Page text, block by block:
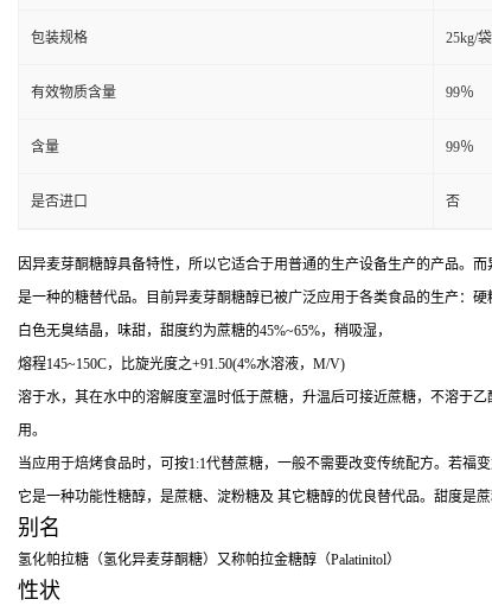
包装规格 25kg/袋
有效物质含量 99％
含量 99％
是否进口 否
因异麦芽酮糖醇具备特性，所以它适合于用普通的生产设备生产的产品。
是一种的糖替代品。目前异麦芽酮糖醇已被广泛应用于各类食品的生产：
白色无臭结晶，味甜，甜度约为蔗糖的45%~65%，稍吸湿，
熔程145~150C，比旋光度之+91.50(4%水溶液，M/V)
溶于水，其在水中的溶解度室温时低于蔗糖，升温后可接近蔗糖，不溶于
用。
当应用于焙烤食品时，可按1:1代替蔗糖，一般不需要改变传统配方。若福
它是一种功能性糖醇，是蔗糖、淀粉糖及 其它糖醇的优良替代品。甜度是
别名
氢化帕拉糖（氢化异麦芽酮糖）又称帕拉金糖醇（Palatinitol）
性状